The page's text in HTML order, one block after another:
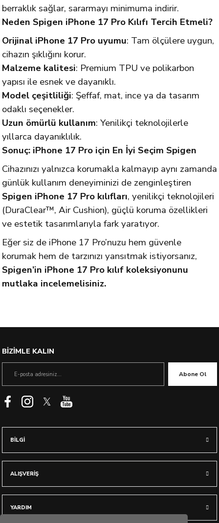
berraklık sağlar, sararmayı minimuma indirir.
Neden Spigen iPhone 17 Pro Kılıfı Tercih Etmeli?
Orijinal iPhone 17 Pro uyumu: Tam ölçülere uygun,
cihazın şıklığını korur.
Malzeme kalitesi: Premium TPU ve polikarbon
yapısı ile esnek ve dayanıklı.
Model çeşitliliği: Şeffaf, mat, ince ya da tasarım
odaklı seçenekler.
Uzun ömürlü kullanım: Yenilikçi teknolojilerle
yıllarca dayanıklılık.
Sonuç: iPhone 17 Pro için En İyi Seçim Spigen
Cihazınızı yalnızca korumakla kalmayıp aynı zamanda
günlük kullanım deneyiminizi de zenginleştiren
Spigen iPhone 17 Pro kılıfları, yenilikçi teknolojileri
(DuraClear™, Air Cushion), güçlü koruma özellikleri
ve estetik tasarımlarıyla fark yaratıyor.
Eğer siz de iPhone 17 Pro’nuzu hem güvenle
korumak hem de tarzınızı yansıtmak istiyorsanız,
Spigen’in iPhone 17 Pro kılıf koleksiyonunu
mutlaka incelemelisiniz.
BİZİMLE KALIN
Abone Ol
BİLGİ
ALIŞVERİŞ
YARDIM